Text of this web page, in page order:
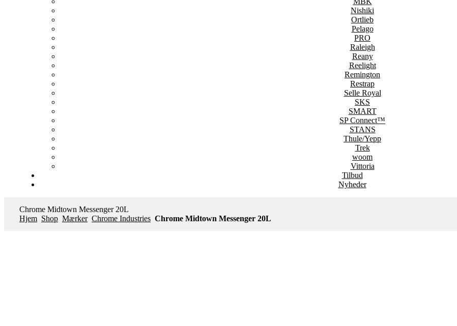
Nishiki
Ortlieb
Pelago
PRO
Raleigh
Reany
Reelight
Remington
Restrap
Selle Royal
SKS
SMART
SP Connect™
STANS
Thule/Yepp
Trek
woom
Vittoria
Tilbud
Nyheder
Chrome Midtown Messenger 20L
Hjem Shop Mærker Chrome Industries Chrome Midtown Messenger 20L